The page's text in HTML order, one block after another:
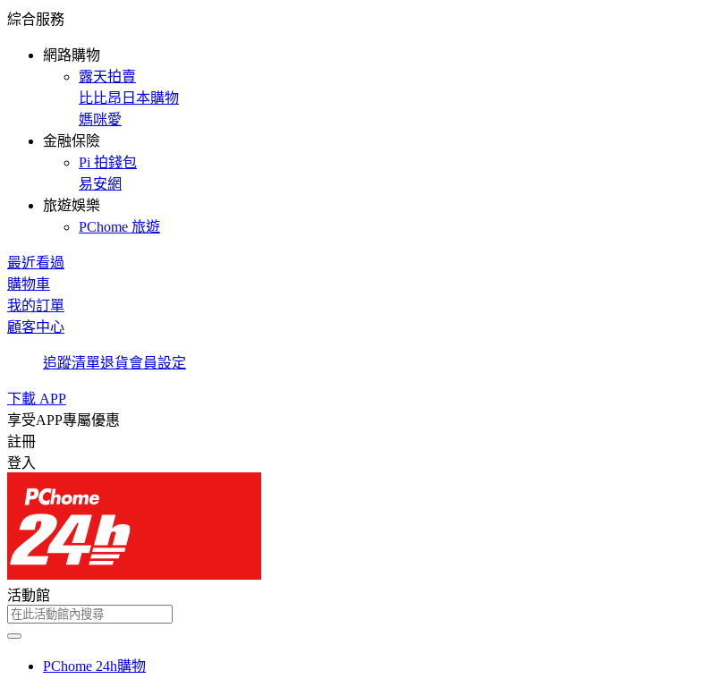
綜合服務
網路購物
露天拍賣
比比昂日本購物
媽咪愛
金融保險
Pi 拍錢包
易安網
旅遊娛樂
PChome 旅遊
最近看過
購物車
我的訂單
顧客中心
追蹤清單退貨會員設定
下載 APP
享受APP專屬優惠
註冊
登入
活動館
PChome 24h購物